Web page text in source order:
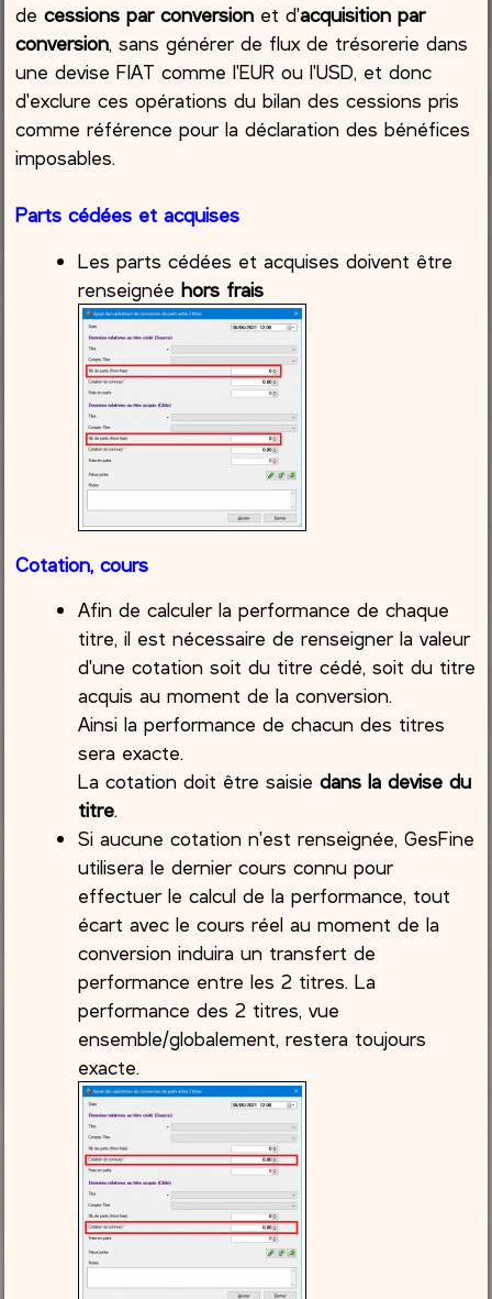
decessions par conversion et d'acquisition par
conversion, sans générer de flux de trésorerie dans
une devise FIAT comme l'EUR ou l'USD, et donc
d'exclure ces opérations du bilan des cessions pris
comme référence pour la déclaration des bénéfices
imposables.
Parts cédées et acquises
Les parts cédées et acquises doivent être
renseignéehors frais
Cotation, cours
Afin de calculer la performance de chaque
titre, il est nécessaire de renseigner la valeur
d'une cotation soit du titre cédé, soit du titre
acquis au moment de la conversion.
Ainsi la performance de chacun des titres
sera exacte.
La cotation doit être saisiedans la devise du
titre.
Si aucune cotation n'est renseignée, GesFine
utilisera le dernier cours connu pour
effectuer le calcul de la performance, tout
écart avec le cours réel au moment de la
conversion induira un transfert de
performance entre les 2 titres. La
performance des 2 titres, vue
ensemble/globalement, restera toujours
exacte.